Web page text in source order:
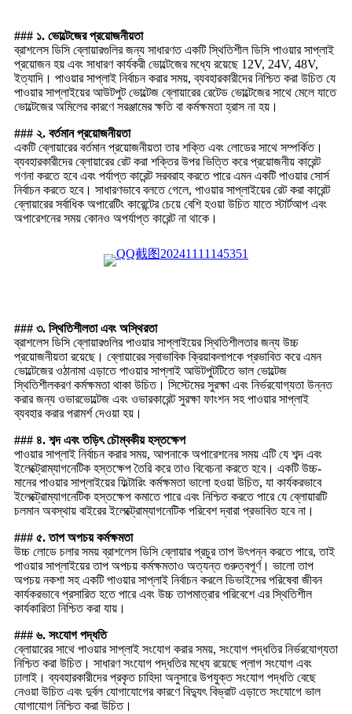
### ১. ভোল্টেজের প্রয়োজনীয়তা
ব্রাশলেস ডিসি ব্লোয়ারগুলির জন্য সাধারণত একটি স্থিতিশীল ডিসি পাওয়ার সাপ্লাই
প্রয়োজন হয় এবং সাধারণ কার্যকরী ভোল্টেজের মধ্যে রয়েছে 12V, 24V, 48V,
ইত্যাদি। পাওয়ার সাপ্লাই নির্বাচন করার সময়, ব্যবহারকারীদের নিশ্চিত করা উচিত যে
পাওয়ার সাপ্লাইয়ের আউটপুট ভোল্টেজ ব্লোয়ারের রেটেড ভোল্টেজের সাথে মেলে যাতে
ভোল্টেজের অমিলের কারণে সরঞ্জামের ক্ষতি বা কর্মক্ষমতা হ্রাস না হয়।
### ২. বর্তমান প্রয়োজনীয়তা
একটি ব্লোয়ারের বর্তমান প্রয়োজনীয়তা তার শক্তি এবং লোডের সাথে সম্পর্কিত।
ব্যবহারকারীদের ব্লোয়ারের রেট করা শক্তির উপর ভিত্তি করে প্রয়োজনীয় কারেন্ট
গণনা করতে হবে এবং পর্যাপ্ত কারেন্ট সরবরাহ করতে পারে এমন একটি পাওয়ার সোর্স
নির্বাচন করতে হবে। সাধারণভাবে বলতে গেলে, পাওয়ার সাপ্লাইয়ের রেট করা কারেন্ট
ব্লোয়ারের সর্বাধিক অপারেটিং কারেন্টের চেয়ে বেশি হওয়া উচিত যাতে স্টার্টআপ এবং
অপারেশনের সময় কোনও অপর্যাপ্ত কারেন্ট না থাকে।
### ৩. স্থিতিশীলতা এবং অস্থিরতা
ব্রাশলেস ডিসি ব্লোয়ারগুলির পাওয়ার সাপ্লাইয়ের স্থিতিশীলতার জন্য উচ্চ
প্রয়োজনীয়তা রয়েছে। ব্লোয়ারের স্বাভাবিক ক্রিয়াকলাপকে প্রভাবিত করে এমন
ভোল্টেজের ওঠানামা এড়াতে পাওয়ার সাপ্লাই আউটপুটটিতে ভাল ভোল্টেজ
স্থিতিশীলকরণ কর্মক্ষমতা থাকা উচিত। সিস্টেমের সুরক্ষা এবং নির্ভরযোগ্যতা উন্নত
করার জন্য ওভারভোল্টেজ এবং ওভারকারেন্ট সুরক্ষা ফাংশন সহ পাওয়ার সাপ্লাই
ব্যবহার করার পরামর্শ দেওয়া হয়।
### ৪. শব্দ এবং তড়িৎ চৌম্বকীয় হস্তক্ষেপ
পাওয়ার সাপ্লাই নির্বাচন করার সময়, আপনাকে অপারেশনের সময় এটি যে শব্দ এবং
ইলেক্ট্রোম্যাগনেটিক হস্তক্ষেপ তৈরি করে তাও বিবেচনা করতে হবে। একটি উচ্চ-
মানের পাওয়ার সাপ্লাইয়ের ফিল্টারিং কর্মক্ষমতা ভালো হওয়া উচিত, যা কার্যকরভাবে
ইলেক্ট্রোম্যাগনেটিক হস্তক্ষেপ কমাতে পারে এবং নিশ্চিত করতে পারে যে ব্লোয়ারটি
চলমান অবস্থায় বাইরের ইলেক্ট্রোম্যাগনেটিক পরিবেশ দ্বারা প্রভাবিত হবে না।
### ৫. তাপ অপচয় কর্মক্ষমতা
উচ্চ লোডে চলার সময় ব্রাশলেস ডিসি ব্লোয়ার প্রচুর তাপ উৎপন্ন করতে পারে, তাই
পাওয়ার সাপ্লাইয়ের তাপ অপচয় কর্মক্ষমতাও অত্যন্ত গুরুত্বপূর্ণ। ভালো তাপ
অপচয় নকশা সহ একটি পাওয়ার সাপ্লাই নির্বাচন করলে ডিভাইসের পরিষেবা জীবন
কার্যকরভাবে প্রসারিত হতে পারে এবং উচ্চ তাপমাত্রার পরিবেশে এর স্থিতিশীল
কার্যকারিতা নিশ্চিত করা যায়।
### ৬. সংযোগ পদ্ধতি
ব্লোয়ারের সাথে পাওয়ার সাপ্লাই সংযোগ করার সময়, সংযোগ পদ্ধতির নির্ভরযোগ্যতা
নিশ্চিত করা উচিত। সাধারণ সংযোগ পদ্ধতির মধ্যে রয়েছে প্লাগ সংযোগ এবং
ঢালাই। ব্যবহারকারীদের প্রকৃত চাহিদা অনুসারে উপযুক্ত সংযোগ পদ্ধতি বেছে
নেওয়া উচিত এবং দুর্বল যোগাযোগের কারণে বিদ্যুৎ বিভ্রাট এড়াতে সংযোগে ভাল
যোগাযোগ নিশ্চিত করা উচিত।